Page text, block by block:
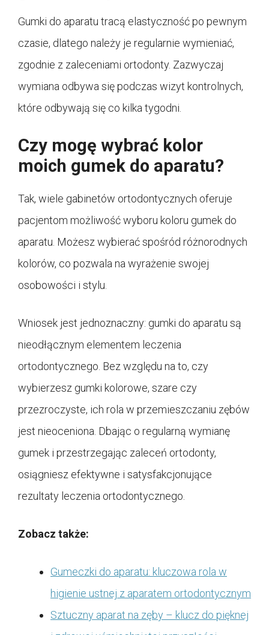
Gumki do aparatu tracą elastyczność po pewnym
czasie, dlatego należy je regularnie wymieniać,
zgodnie z zaleceniami ortodonty. Zazwyczaj
wymiana odbywa się podczas wizyt kontrolnych,
które odbywają się co kilka tygodni.
Czy mogę wybrać kolor
moich gumek do aparatu?
Tak, wiele gabinetów ortodontycznych oferuje
pacjentom możliwość wyboru koloru gumek do
aparatu. Możesz wybierać spośród różnorodnych
kolorów, co pozwala na wyrażenie swojej
osobowości i stylu.
Wniosek jest jednoznaczny: gumki do aparatu są
nieodłącznym elementem leczenia
ortodontycznego. Bez względu na to, czy
wybierzesz gumki kolorowe, szare czy
przezroczyste, ich rola w przemieszczaniu zębów
jest nieoceniona. Dbając o regularną wymianę
gumek i przestrzegając zaleceń ortodonty,
osiągniesz efektywne i satysfakcjonujące
rezultaty leczenia ortodontycznego.
Zobacz także:
Gumeczki do aparatu: kluczowa rola w
higienie ustnej z aparatem ortodontycznym
Sztuczny aparat na zęby – klucz do pięknej